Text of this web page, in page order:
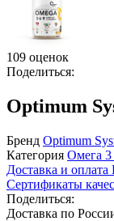
109 оценок
Поделиться:
Optimum
Бренд Optimum
Категория Омега
Доставка и оплата
Сертификаты
Поделиться:
Доставка по